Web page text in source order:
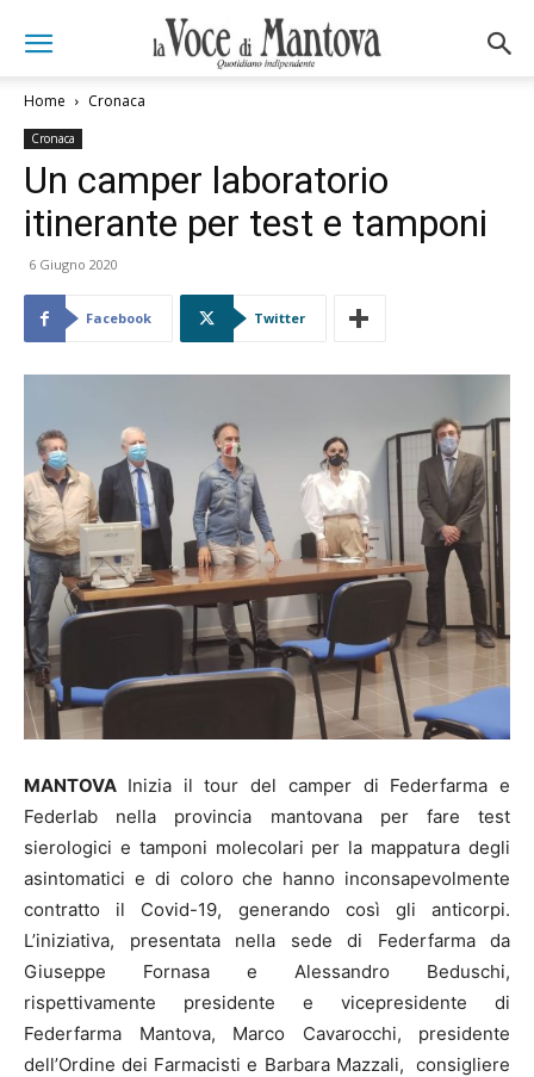
Home Cronaca
Cronaca
Un camper laboratorio
itinerante per test e tamponi
6 Giugno 2020
Facebook Twitter
MANTOVA Inizia il tour del camper di Federfarma e
Federlab nella provincia mantovana per fare test
sierologici e tamponi molecolari per la mappatura degli
asintomatici e di coloro che hanno inconsapevolmente
contratto il Covid-19, generando così gli anticorpi.
L’iniziativa, presentata nella sede di Federfarma da
Giuseppe Fornasa e Alessandro Beduschi,
rispettivamente presidente e vicepresidente di
Federfarma Mantova, Marco Cavarocchi, presidente
dell’Ordine dei Farmacisti e Barbara Mazzali, consigliere